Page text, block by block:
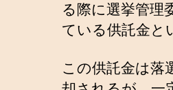
る際に選挙管理
ている供託金と
この供託金は落